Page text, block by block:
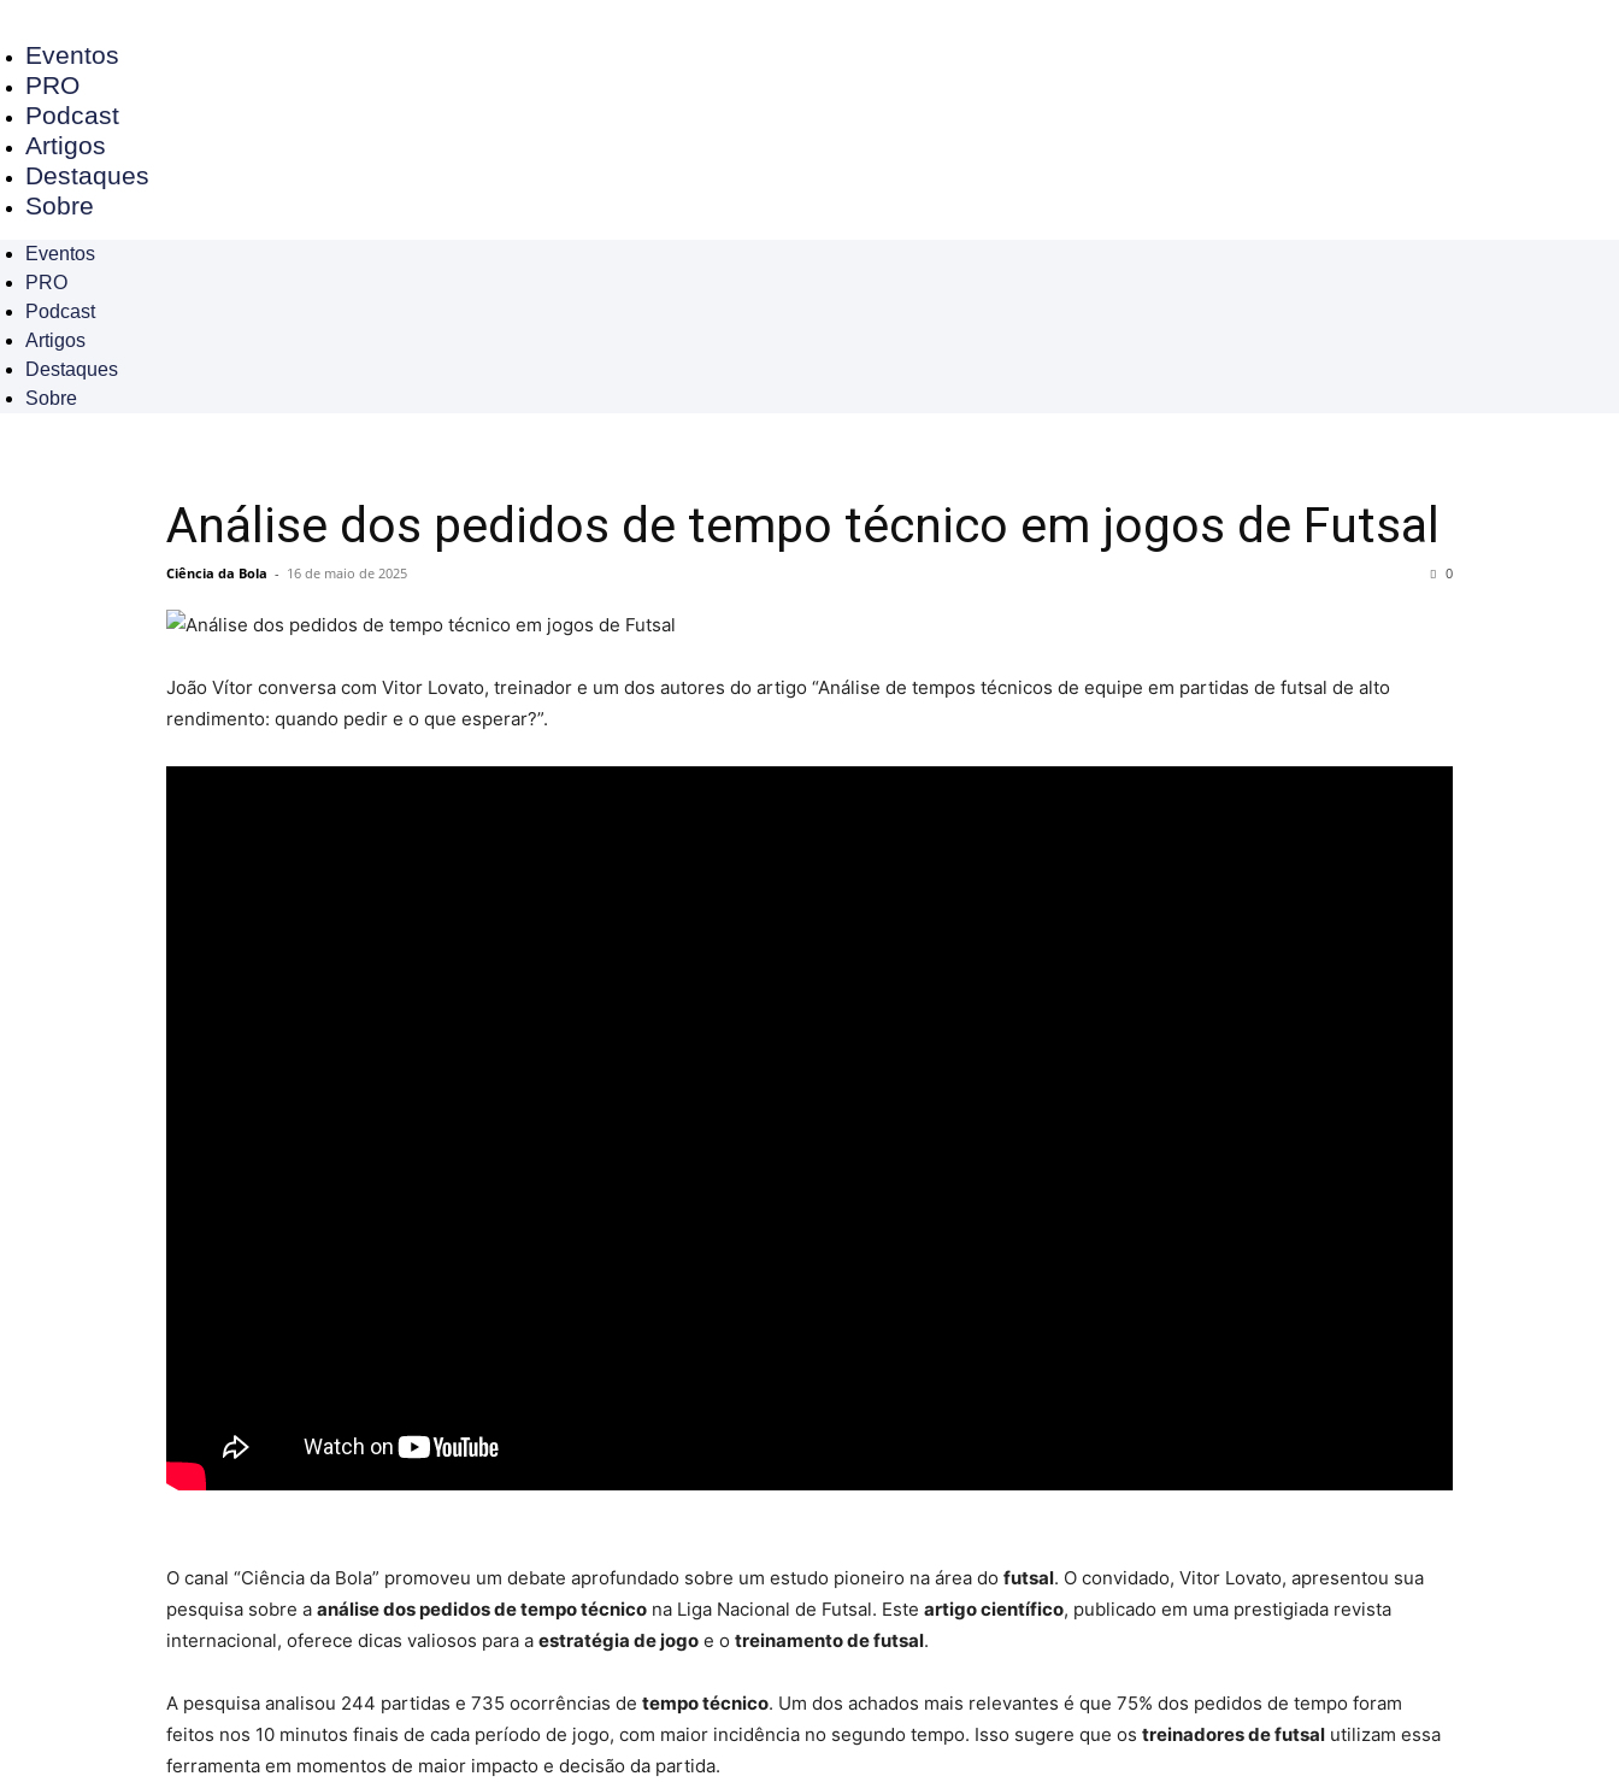
Eventos
PRO
Podcast
Artigos
Destaques
Sobre
Eventos
PRO
Podcast
Artigos
Destaques
Sobre
Análise dos pedidos de tempo técnico em jogos de Futsal
Ciência da Bola - 16 de maio de 2025 0
João Vítor conversa com Vitor Lovato, treinador e um dos autores do artigo “Análise de tempos técnicos de equipe em partidas de futsal de alto
rendimento: quando pedir e o que esperar?”.
O canal “Ciência da Bola” promoveu um debate aprofundado sobre um estudo pioneiro na área do futsal. O convidado, Vitor Lovato, apresentou sua
pesquisa sobre a análise dos pedidos de tempo técnico na Liga Nacional de Futsal. Este artigo científico, publicado em uma prestigiada revista
internacional, oferece dicas valiosos para a estratégia de jogo e o treinamento de futsal.
A pesquisa analisou 244 partidas e 735 ocorrências de tempo técnico. Um dos achados mais relevantes é que 75% dos pedidos de tempo foram
feitos nos 10 minutos finais de cada período de jogo, com maior incidência no segundo tempo. Isso sugere que os treinadores de futsal utilizam essa
ferramenta em momentos de maior impacto e decisão da partida.